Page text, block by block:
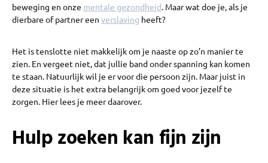
beweging en onze mentale gezondheid. Maar wat doe je, als je
dierbare of partner een verslaving heeft?
Het is tenslotte niet makkelijk om je naaste op zo’n manier te
zien. En vergeet niet, dat jullie band onder spanning kan komen
te staan. Natuurlijk wil je er voor die persoon zijn. Maar juist in
deze situatie is het extra belangrijk om goed voor jezelf te
zorgen. Hier lees je meer daarover.
Hulp zoeken kan fijn zijn